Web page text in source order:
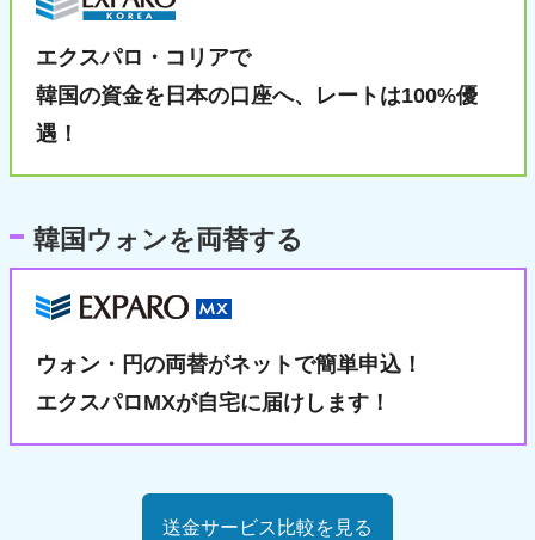
エクスパロ・コリアで
韓国の資金を日本の口座へ、
レートは100%優
遇！
韓国ウォンを両替する
ウォン・円の両替がネットで簡単申込！
エクスパロMXが自宅に届けします！
送金サービス比較を見る